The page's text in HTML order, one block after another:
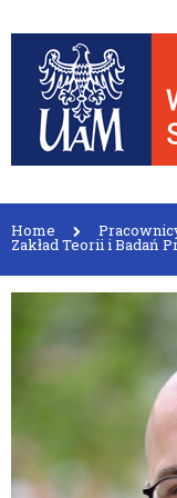
Home
Zakład Teorii i Badań